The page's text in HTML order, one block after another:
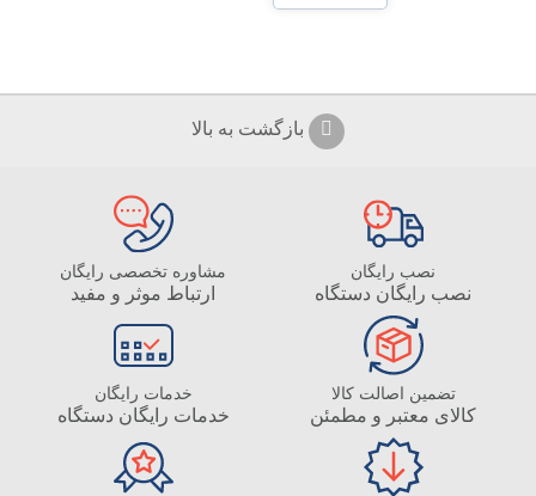
بازگشت به بالا
نصب رایگان
نصب رایگان دستگاه
مشاوره تخصصی رایگان
ارتباط موثر و مفید
تضمین اصالت کالا
کالای معتبر و مطمئن
خدمات رایگان
خدمات رایگان دستگاه